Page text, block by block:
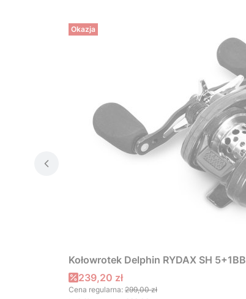
Okazja
Kołowrotek Delphin RYDAX SH 5+1BB
Cena promocyjna
239,20 zł
Cena regularna: 299,00 zł